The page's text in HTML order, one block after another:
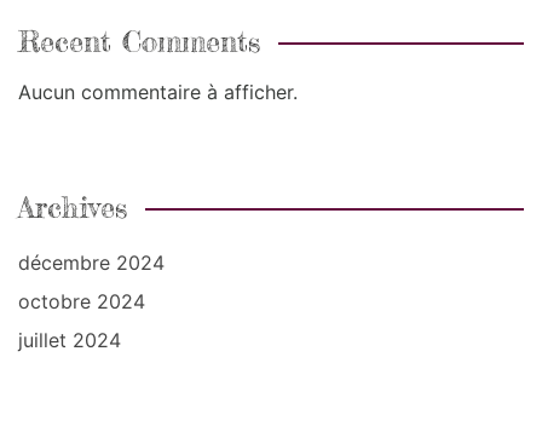
Recent Comments
Aucun commentaire à afficher.
Archives
décembre 2024
octobre 2024
juillet 2024